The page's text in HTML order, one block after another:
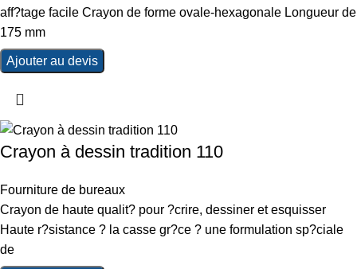
aff?tage facile Crayon de forme ovale-hexagonale Longueur de
175 mm
Ajouter au devis
Crayon à dessin tradition 110
Fourniture de bureaux
Crayon de haute qualit? pour ?crire, dessiner et esquisser
Haute r?sistance ? la casse gr?ce ? une formulation sp?ciale
de